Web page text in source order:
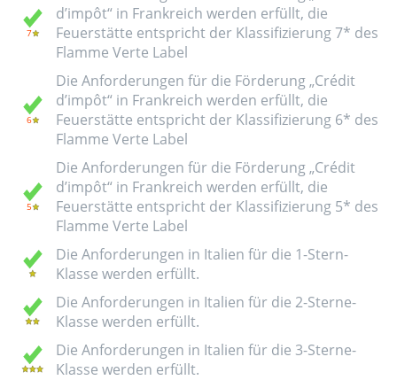
d’impôt“ in Frankreich werden erfüllt, die
Feuerstätte entspricht der Klassifizierung 7* des
Flamme Verte Label
Die Anforderungen für die Förderung „Crédit
d’impôt“ in Frankreich werden erfüllt, die
Feuerstätte entspricht der Klassifizierung 6* des
Flamme Verte Label
Die Anforderungen für die Förderung „Crédit
d’impôt“ in Frankreich werden erfüllt, die
Feuerstätte entspricht der Klassifizierung 5* des
Flamme Verte Label
Die Anforderungen in Italien für die 1-Stern-
Klasse werden erfüllt.
Die Anforderungen in Italien für die 2-Sterne-
Klasse werden erfüllt.
Die Anforderungen in Italien für die 3-Sterne-
Klasse werden erfüllt.